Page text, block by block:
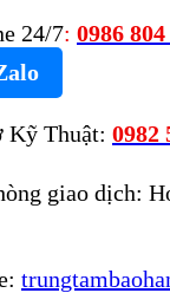
24/7: 0986
Kỹ Thuật: 0982
giao dịch: